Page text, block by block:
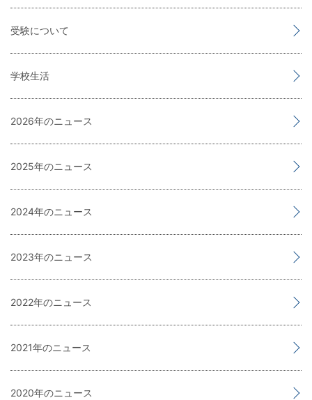
受験について
学校生活
2026
2025
2024
2023
2022
2021
2020